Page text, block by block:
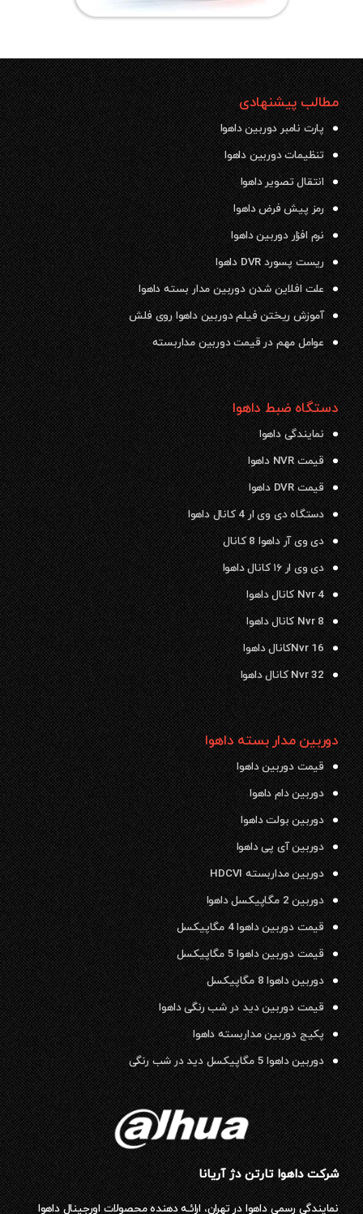
مطالب پیشنهادی
پارت نامبر دوربین داهوا
تنظیمات دوربین داهوا
انتقال تصویر داهوا
رمز پیش فرض داهوا
نرم افزار دوربین داهوا
ریست پسورد DVR داهوا
علت افلاین شدن دوربین مدار بسته داهوا
آموزش ریختن فیلم دوربین داهوا روی فلش
عوامل مهم در قیمت دوربین مداربسته
دستگاه ضبط داهوا
نمایندگی داهوا
قیمت NVR داهوا
قیمت DVR داهوا
دستگاه دی وی ار 4 کانال داهوا
دی وی آر داهوا 8 کانال
دی وی ار ۱۶ کانال داهوا
Nvr 4 کانال داهوا
Nvr 8 کانال داهوا
Nvr 16کانال داهوا
Nvr 32 کانال داهوا
دوربین مدار بسته داهوا
قیمت دوربین داهوا
دوربین دام داهوا
دوربین بولت داهوا
دوربین آی پی داهوا
دوربین مداربسته HDCVI
دوربین 2 مگاپیکسل داهوا
قیمت دوربین داهوا 4 مگاپیکسل
قیمت دوربین داهوا 5 مگاپیکسل
دوربین داهوا 8 مگاپیکسل
قیمت دوربین دید در شب رنگی داهوا
پکیج دوربین مداربسته داهوا
دوربین داهوا 5 مگاپیکسل دید در شب رنگی
شرکت داهوا تارتن دژ آریانا
نمایندگی رسمی داهوا در تهران، ارائـه دهنده محصولات اورجینال داهوا